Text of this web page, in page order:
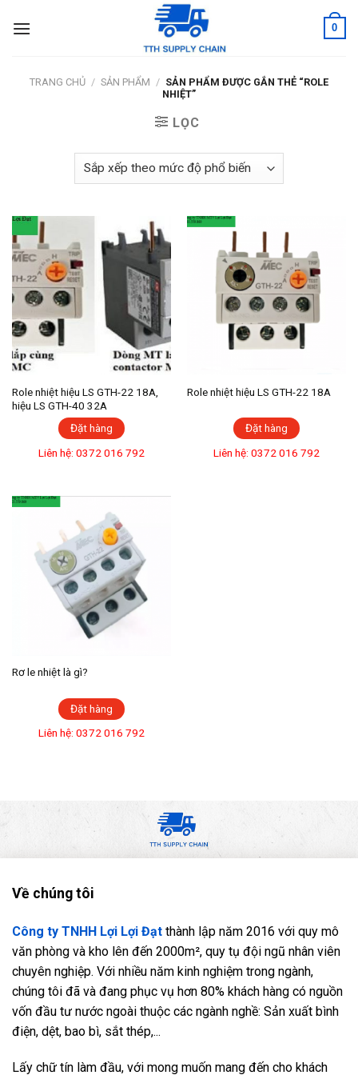
0
TRANG CHỦ / SẢN PHẨM / SẢN PHẨM ĐƯỢC GẮN THẺ “ROLE
NHIỆT”
LỌC
Role nhiệt hiệu LS GTH-22 18A,
hiệu LS GTH-40 32A
Đặt hàng
Liên hệ: 0372 016 792
Role nhiệt hiệu LS GTH-22 18A
Đặt hàng
Liên hệ: 0372 016 792
Rơ le nhiệt là gì?
Đặt hàng
Liên hệ: 0372 016 792
Về chúng tôi
Công ty TNHH Lợi Lợi Đạt thành lập năm 2016 với quy mô
văn phòng và kho lên đến 2000m², quy tụ đội ngũ nhân viên
chuyên nghiệp. Với nhiều năm kinh nghiệm trong ngành,
chúng tôi đã và đang phục vụ hơn 80% khách hàng có nguồn
vốn đầu tư nước ngoài thuộc các ngành nghề: Sản xuất bình
điện, dệt, bao bì, sắt thép,...
Lấy chữ tín làm đầu, với mong muốn mang đến cho khách